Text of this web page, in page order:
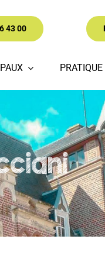
43 00
PRATIQUE